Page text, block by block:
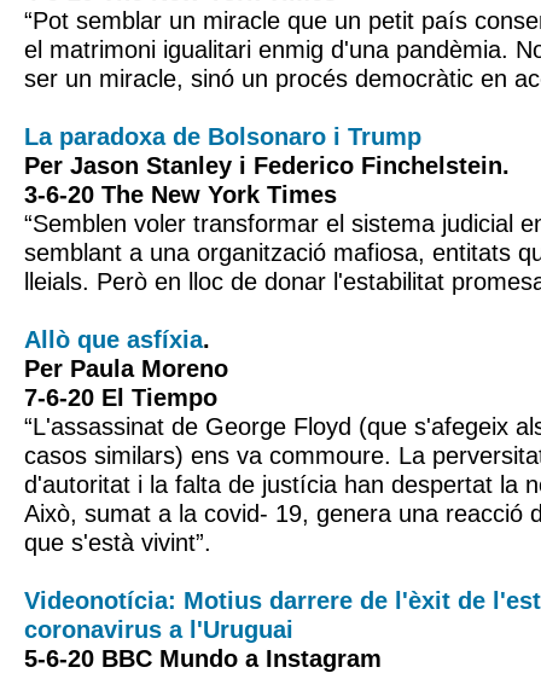
“Pot semblar un miracle que un petit país
el matrimoni igualitari enmig d'una pandèmia.
ser un miracle, sinó un procés democràtic en
La paradoxa de Bolsonaro i Trump
Per Jason Stanley i Federico Finchelstein.
3-6-20 The New York Times
“Semblen voler transformar el sistema judicial
semblant a una organització mafiosa, entitats
lleials. Però en lloc de donar l'estabilitat
Allò que asfíxia.
Per Paula Moreno
7-6-20 El Tiempo
“L'assassinat de George Floyd (que s'afegeix
casos similars) ens va commoure. La
d'autoritat i la falta de justícia han despertat la
Això, sumat a la covid- 19, genera una reacció
que s'està vivint”.
Videonotícia: Motius darrere de l'èxit de
coronavirus a l'Uruguai
5-6-20 BBC Mundo a Instagram